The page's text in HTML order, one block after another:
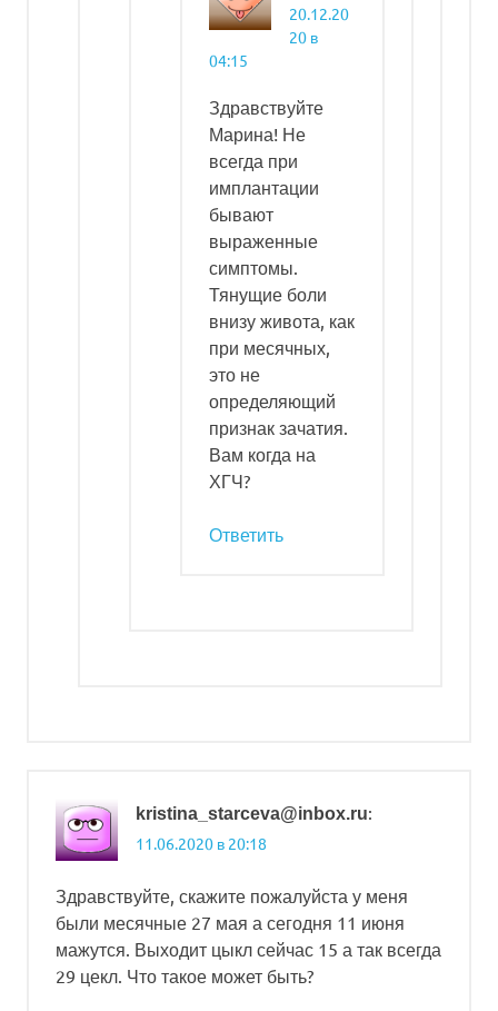
20.12.20
20 в
04:15
Здравствуйте
Марина! Не
всегда при
имплантации
бывают
выраженные
симптомы.
Тянущие боли
внизу живота, как
при месячных,
это не
определяющий
признак зачатия.
Вам когда на
ХГЧ?
Ответить
kristina_starceva@inbox.ru:
11.06.2020 в 20:18
Здравствуйте, скажите пожалуйста у меня
были месячные 27 мая а сегодня 11 июня
мажутся. Выходит цыкл сейчас 15 а так всегда
29 цекл. Что такое может быть?